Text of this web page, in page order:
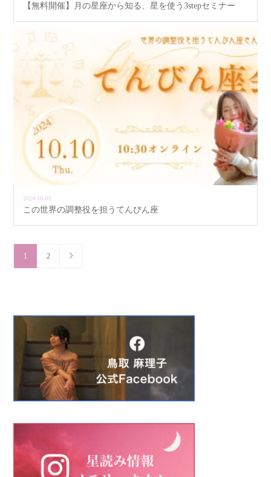
【無料開催】月の星座から知る、星を使う3stepセミナー
2024.10.03
この世界の調整役を担うてんびん座
1 2